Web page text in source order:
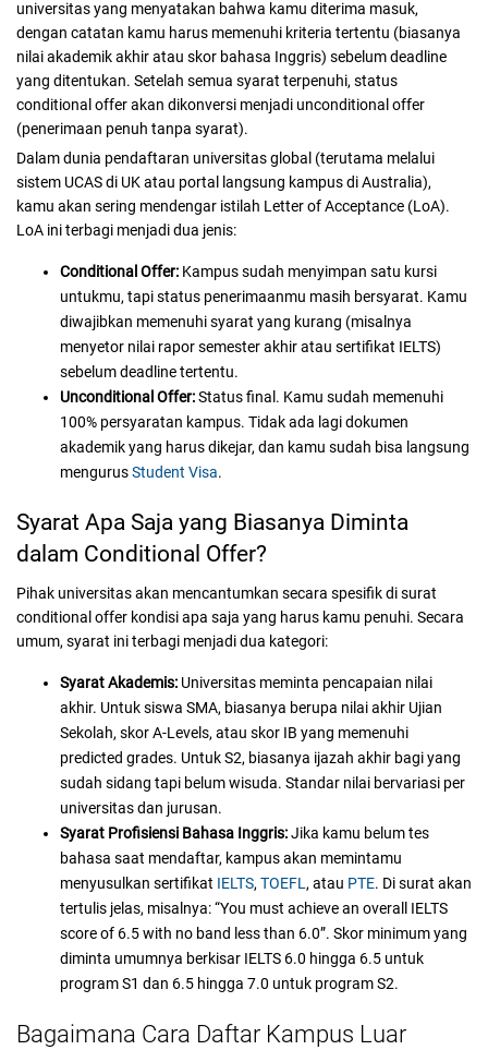
universitas yang menyatakan bahwa kamu diterima masuk,
dengan catatan kamu harus memenuhi kriteria tertentu (biasanya
nilai akademik akhir atau skor bahasa Inggris) sebelum deadline
yang ditentukan. Setelah semua syarat terpenuhi, status
conditional offer akan dikonversi menjadi unconditional offer
(penerimaan penuh tanpa syarat).
Dalam dunia pendaftaran universitas global (terutama melalui
sistem UCAS di UK atau portal langsung kampus di Australia),
kamu akan sering mendengar istilah Letter of Acceptance (LoA).
LoA ini terbagi menjadi dua jenis:
Conditional Offer: Kampus sudah menyimpan satu kursi
untukmu, tapi status penerimaanmu masih bersyarat. Kamu
diwajibkan memenuhi syarat yang kurang (misalnya
menyetor nilai rapor semester akhir atau sertifikat IELTS)
sebelum deadline tertentu.
Unconditional Offer:Status final. Kamu sudah memenuhi
100% persyaratan kampus. Tidak ada lagi dokumen
akademik yang harus dikejar, dan kamu sudah bisa langsung
mengurusStudent Visa.
Syarat Apa Saja yang Biasanya Diminta
dalam Conditional Offer?
Pihak universitas akan mencantumkan secara spesifik di surat
conditional offer kondisi apa saja yang harus kamu penuhi. Secara
umum, syarat ini terbagi menjadi dua kategori:
Syarat Akademis: Universitas meminta pencapaian nilai
akhir. Untuk siswa SMA, biasanya berupa nilai akhir Ujian
Sekolah, skor A-Levels, atau skor IB yang memenuhi
predicted grades. Untuk S2, biasanya ijazah akhir bagi yang
sudah sidang tapi belum wisuda. Standar nilai bervariasi per
universitas dan jurusan.
Syarat Profisiensi Bahasa Inggris:Jika kamu belum tes
bahasa saat mendaftar, kampus akan memintamu
menyusulkan sertifikat IELTS, TOEFL , atau PTE. Di surat akan
tertulis jelas, misalnya: “You must achieve an overall IELTS
score of 6.5 with no band less than 6.0”. Skor minimum yang
diminta umumnya berkisar IELTS 6.0 hingga 6.5 untuk
program S1 dan 6.5 hingga 7.0 untuk program S2.
Bagaimana Cara Daftar Kampus Luar